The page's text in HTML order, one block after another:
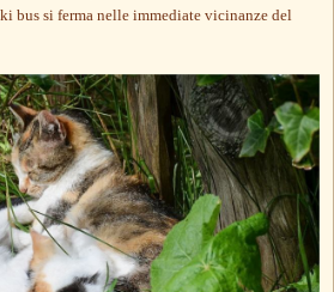
bus si ferma nelle immediate vicinanze del